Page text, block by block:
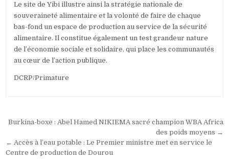
Le site de Yibi illustre ainsi la stratégie nationale de
souveraineté alimentaire et la volonté de faire de chaque
bas-fond un espace de production au service de la sécurité
alimentaire. Il constitue également un test grandeur nature
de l’économie sociale et solidaire, qui place les communautés
au cœur de l’action publique.
DCRP/Primature
Navigation
de
l’article
Burkina-boxe : Abel Hamed NIKIEMA sacré champion WBA Africa
des poids moyens →
← Accès à l’eau potable : Le Premier ministre met en service le
Centre de production de Dourou